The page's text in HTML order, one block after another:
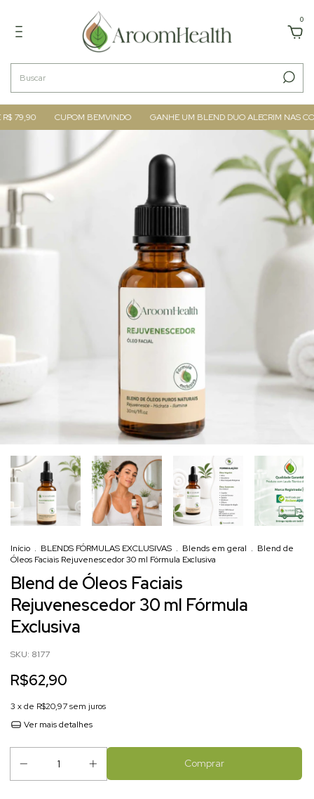
0
79,90 CUPOM BEMVINDO GANHE UM BLEND DUO ALECRIM NAS
Início . BLENDS FÓRMULAS EXCLUSIVAS . Blends em geral . Blend de
Óleos Faciais Rejuvenescedor 30 ml Fórmula Exclusiva
Blend de Óleos Faciais
Rejuvenescedor 30 ml Fórmula
Exclusiva
SKU: 8177
R$62,90
3 x de R$20,97sem juros
Ver mais detalhes